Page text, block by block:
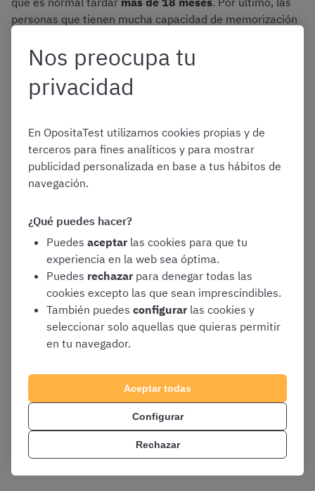
personas que tienen mucha capacidad de memorización
10 meses, pero son casos muy puntuales.
Si hablamos de tiempo diario, lo ideal es poder dedicar
entre 6 y 8 horas al día
tiempo posible lo idóneo es contar con ayuda como la
que te ofrecemos en OpositaTest con elcurso para
Policía Nacional – Escala Básica, ideado para
prepararos las oposiciones en 12 meses con clases en
esquemas y tutor personal.
Asimismo, en el caso de que todavía tengáis dudas sobre
si preparar o no estas oposiciones, en este artículo de
OpositaTest os contamospor qué opositar a Policía
Nacional – Escala Básica.
📢
¡PRUEBA GRATIS el CURSO OpositaTest de Policía
Nacional Escala Básica!
📚Temarioyesquemasen PDF siempre actualizados
Nos preocupa tu
privacidad
En OpositaTest utilizamos cookies propias y de
terceros para fines analíticos y para mostrar
publicidad personalizada en base a tus hábitos de
navegación.
¿Qué puedes hacer?
Puedes aceptar las cookies para que tu
experiencia en la web sea óptima.
Puedes rechazar para denegar todas las
cookies excepto las que sean imprescindibles.
También puedes configurar las cookies y
seleccionar solo aquellas que quieras permitir
en tu navegador.
Aceptar todas
Configurar
Rechazar